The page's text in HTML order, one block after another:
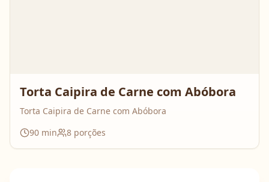
Torta Caipira de Carne com Abóbora
Torta Caipira de Carne com Abóbora
90 min 8 porções